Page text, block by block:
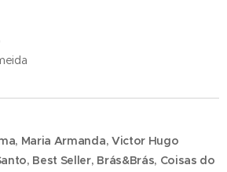
Maria Armanda, Victor Hugo
Best Seller, Brás&Brás, Coisas do